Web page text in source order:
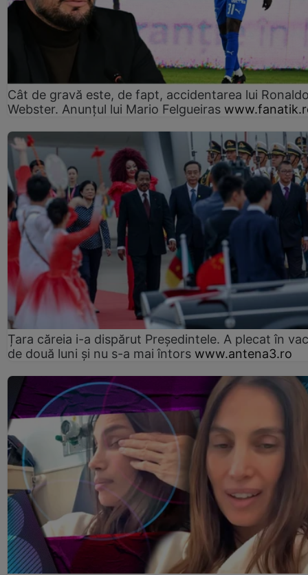
Cât de gravă este, de fapt, accidentarea lui
Webster. Anunțul lui Mario Felgueiras
Țara căreia i-a dispărut Președintele. A plecat în
de două luni și nu s-a mai întors www.antena3.ro